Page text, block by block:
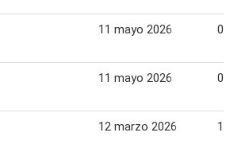
11 mayo 2026 01
11 mayo 2026 01
12 marzo 2026 15